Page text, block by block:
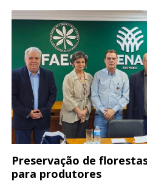
Preservação de
para produtores